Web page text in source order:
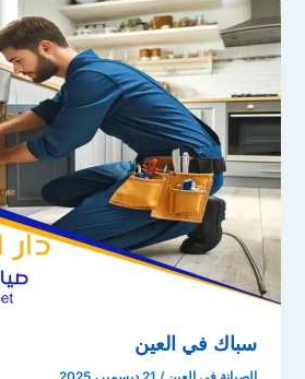
سباك في العين